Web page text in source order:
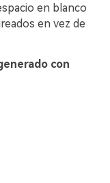
en blanco
en vez de
con